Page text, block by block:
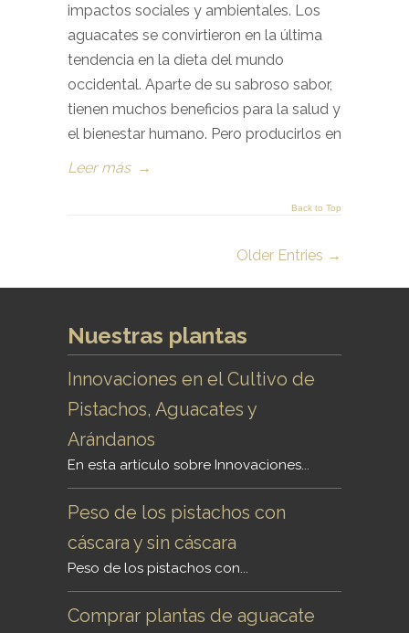
impactos sociales y ambientales. Los
aguacates se convirtieron en la última
tendencia en la dieta del mundo
occidental. Aparte de su sabroso sabor,
tienen muchos beneficios para la salud y
el bienestar humano. Pero producirlos en
Leer más →
Back to Top
Older Entries →
Nuestras plantas
Innovaciones en el Cultivo de
Pistachos, Aguacates y
Arándanos
En esta artículo sobre Innovaciones...
Peso de los pistachos con
cáscara y sin cáscara
Peso de los pistachos con...
Comprar plantas de aguacate